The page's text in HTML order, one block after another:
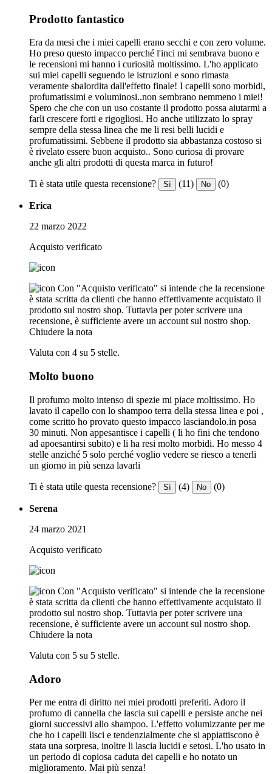
Prodotto fantastico
Era da mesi che i miei capelli erano secchi e con zero volume.
Ho preso questo impacco perché l'inci mi sembrava buono e
le recensioni mi hanno i curiosità moltissimo. L'ho applicato
sui miei capelli seguendo le istruzioni e sono rimasta
veramente sbalordita dall'effetto finale! I capelli sono morbidi,
profumatissimi e voluminosi..non sembrano nemmeno i miei!
Spero che che con un uso costante il prodotto possa aiutarmi a
farli crescere forti e rigogliosi. Ho anche utilizzato lo spray
sempre della stessa linea che me li resi belli lucidi e
profumatissimi. Sebbene il prodotto sia abbastanza costoso si
è rivelato essere buon acquisto.. Sono curiosa di provare
anche gli altri prodotti di questa marca in futuro!
Ti è stata utile questa recensione? Sì (11) No (0)
Erica
22 marzo 2022
Acquisto verificato
Con "Acquisto verificato" si intende che la recensione
è stata scritta da clienti che hanno effettivamente acquistato il
prodotto sul nostro shop. Tuttavia per poter scrivere una
recensione, è sufficiente avere un account sul nostro shop.
Chiudere la nota
Valuta con 4 su 5 stelle.
Molto buono
Il profumo molto intenso di spezie mi piace moltissimo. Ho
lavato il capello con lo shampoo terra della stessa linea e poi ,
come scritto ho provato questo impacco lasciandolo.in posa
30 minuti. Non appesantisce i capelli ( li ho fini che tendono
ad apoesantirsi subito) e li ha resi molto morbidi. Ho messo 4
stelle anziché 5 solo perché voglio vedere se riesco a tenerli
un giorno in più senza lavarli
Ti è stata utile questa recensione? Sì (4) No (0)
Serena
24 marzo 2021
Acquisto verificato
Con "Acquisto verificato" si intende che la recensione
è stata scritta da clienti che hanno effettivamente acquistato il
prodotto sul nostro shop. Tuttavia per poter scrivere una
recensione, è sufficiente avere un account sul nostro shop.
Chiudere la nota
Valuta con 5 su 5 stelle.
Adoro
Per me entra di diritto nei miei prodotti preferiti. Adoro il
profumo di cannella che lascia sui capelli e persiste anche nei
giorni successivi allo shampoo. L'effetto volumizzante per me
che ho i capelli lisci e tendenzialmente che si appiattiscono è
stata una sorpresa, inoltre li lascia lucidi e setosi. L'ho usato in
un periodo di copiosa caduta dei capelli e ho notato un
miglioramento. Mai più senza!